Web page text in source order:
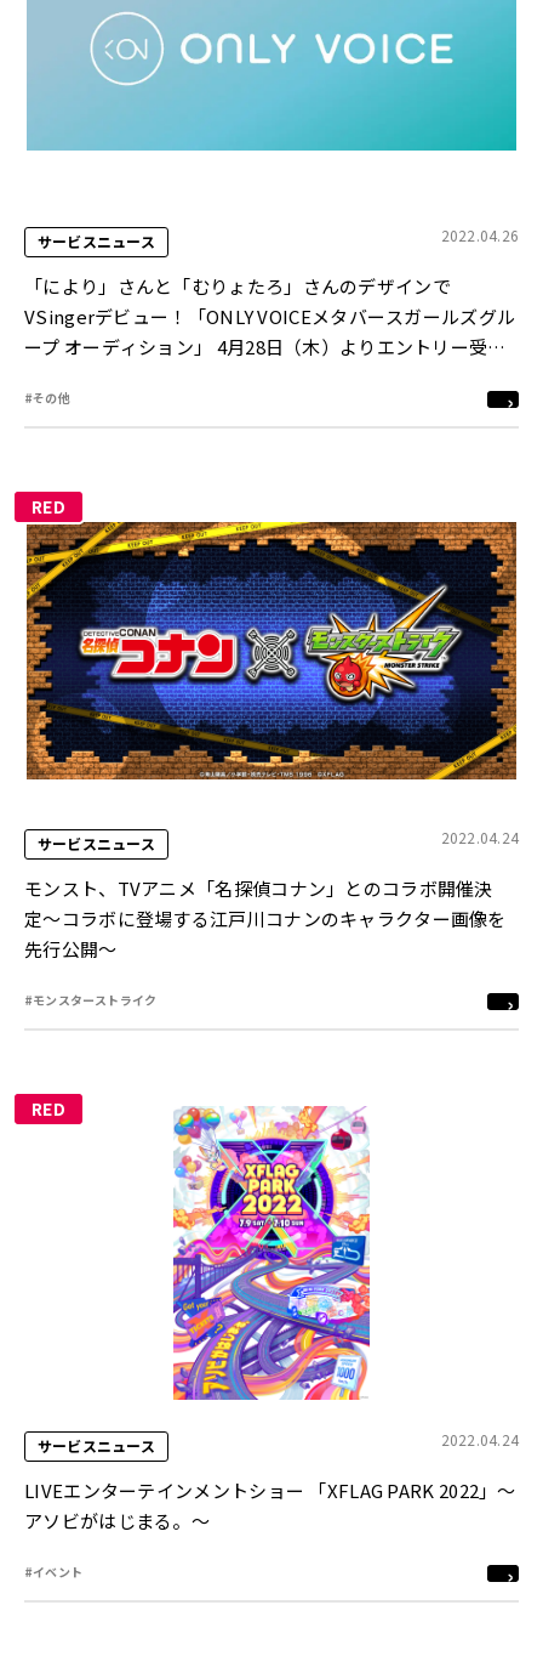
サービスニュース 2022.04.26
「により」さんと「むりょたろ」さんのデザインで
VSingerデビュー！「ONLY VOICEメタバースガールズグル
ープ オーディション」 4月28日（木）よりエントリー受付
#その他
RED
サービスニュース 2022.04.24
モンスト、TVアニメ「名探偵コナン」とのコラボ開催決
定〜コラボに登場する江戸川コナンのキャラクター画像を
先行公開〜
#モンスターストライク
RED
サービスニュース 2022.04.24
LIVEエンターテインメントショー 「XFLAG PARK 2022」〜
アソビがはじまる。～
#イベント